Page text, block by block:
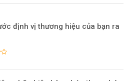
định vị thương hiệu của bạn ra